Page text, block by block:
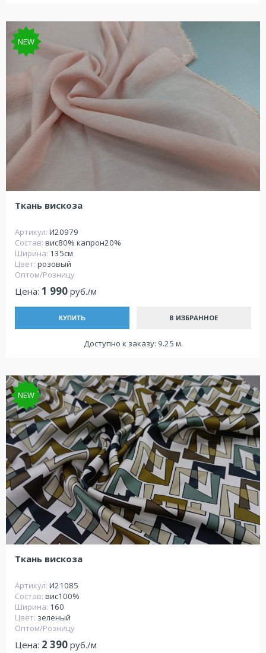
NEW
Ткань вискоза
Артикул: И20979
Состав: вис80% капрон20%
Ширина: 135см
Цвет: розовый
Оптом/Розницу
Цена: 1 990 руб./м
КУПИТЬ В ИЗБРАННОЕ
Доступно к заказу: 9.25 м.
NEW
Ткань вискоза
Артикул: И21085
Состав: вис100%
Ширина: 160
Цвет: зеленый
Оптом/Розницу
Цена: 2 390 руб./м